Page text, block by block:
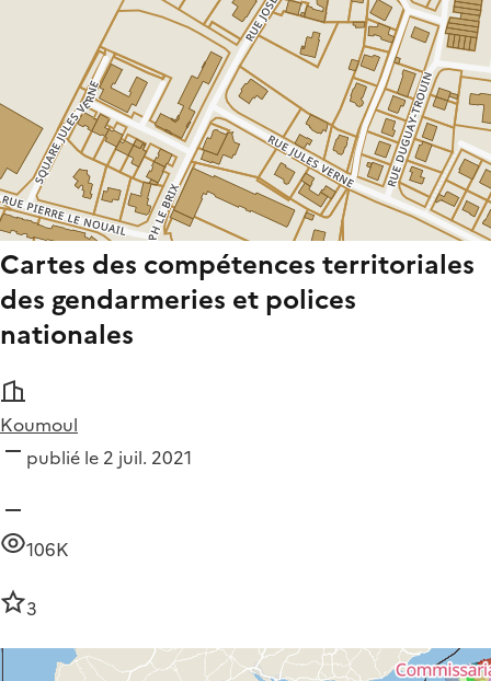
Cartes des compétences territoriales
des gendarmeries et polices
nationales
Koumoul
publié le 2 juil. 2021
106K
3